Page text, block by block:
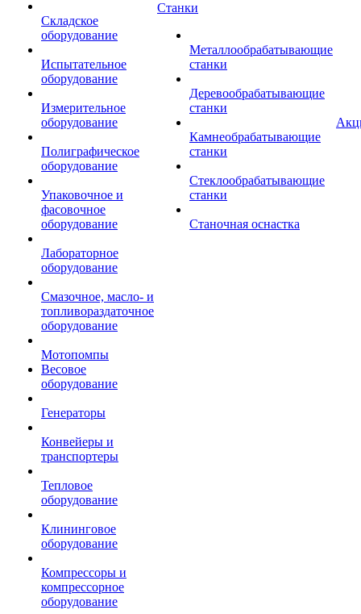
Складское
оборудование
Испытательное
оборудование
Измерительное
оборудование
Полиграфическое
оборудование
Упаковочное и
фасовочное
оборудование
Лабораторное
оборудование
Смазочное, масло- и
топливораздаточное
оборудование
Мотопомпы
Весовое
оборудование
Генераторы
Конвейеры и
транспортеры
Тепловое
оборудование
Клининговое
оборудование
Компрессоры и
компрессорное
оборудование
Станки
Металлообрабатывающие
станки
Деревообрабатывающие
станки
Камнеобрабатывающие
станки
Стеклообрабатывающие
станки
Станочная оснастка